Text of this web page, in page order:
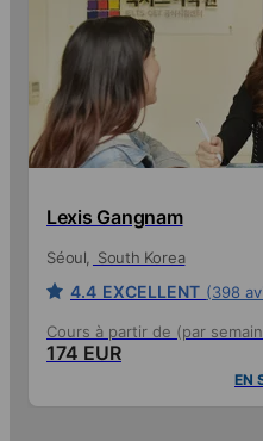
Lexis Gangnam
Séoul South Korea
4.4 EXCELLENT (398
Cours à partir de (par
174 EUR
EN